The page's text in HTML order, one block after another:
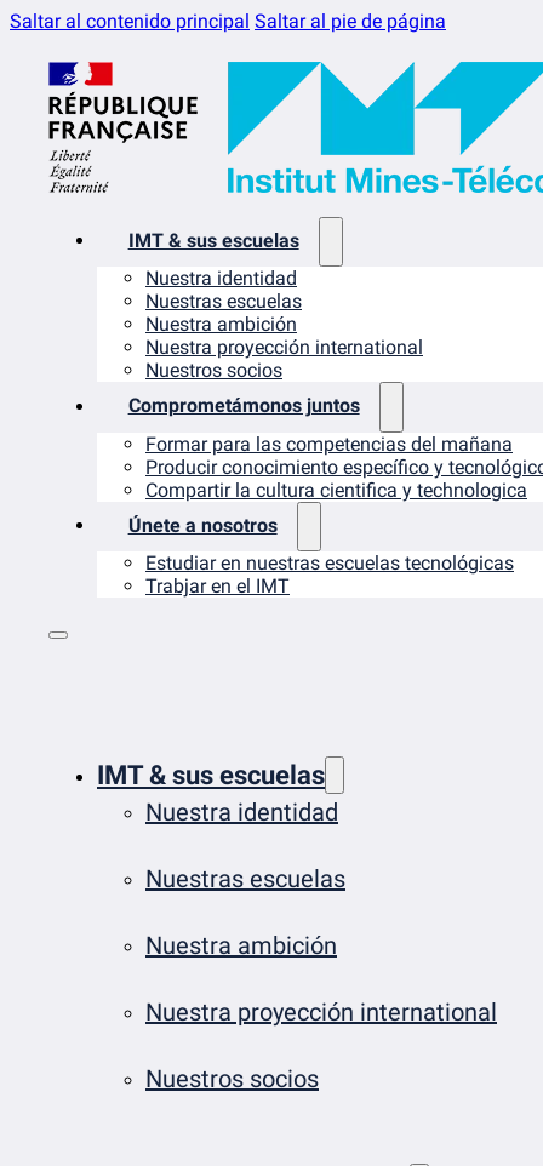
Saltar al contenido principal Saltar al pie de página
IMT & sus escuelas
Nuestra identidad
Nuestras escuelas
Nuestra ambición
Nuestra proyección international
Nuestros socios
Comprometámonos juntos
Formar para las competencias del mañana
Producir conocimiento específico y
Compartir la cultura cientifica y technologica
Únete a nosotros
Estudiar en nuestras escuelas tecnológicas
Trabjar en el IMT
IMT & sus escuelas
Nuestra identidad
Nuestras escuelas
Nuestra ambición
Nuestra proyección international
Nuestros socios